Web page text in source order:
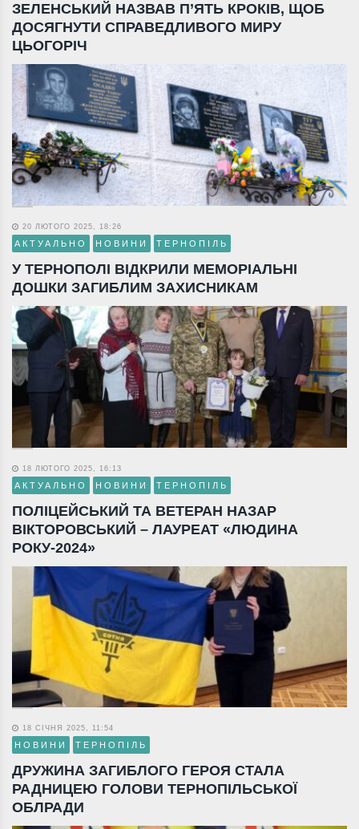
ЗЕЛЕНСЬКИЙ НАЗВАВ П’ЯТЬ КРОКІВ, ЩОБ
ДОСЯГНУТИ СПРАВЕДЛИВОГО МИРУ
ЦЬОГОРІЧ
20 ЛЮТОГО 2025, 18:26
АКТУАЛЬНО НОВИНИ ТЕРНОПІЛЬ
У ТЕРНОПОЛІ ВІДКРИЛИ МЕМОРІАЛЬНІ
ДОШКИ ЗАГИБЛИМ ЗАХИСНИКАМ
18 ЛЮТОГО 2025, 16:13
АКТУАЛЬНО НОВИНИ ТЕРНОПІЛЬ
ПОЛІЦЕЙСЬКИЙ ТА ВЕТЕРАН НАЗАР
ВІКТОРОВСЬКИЙ – ЛАУРЕАТ «ЛЮДИНА
РОКУ-2024»
18 СІЧНЯ 2025, 11:54
НОВИНИ ТЕРНОПІЛЬ
ДРУЖИНА ЗАГИБЛОГО ГЕРОЯ СТАЛА
РАДНИЦЕЮ ГОЛОВИ ТЕРНОПІЛЬСЬКОЇ
ОБЛРАДИ